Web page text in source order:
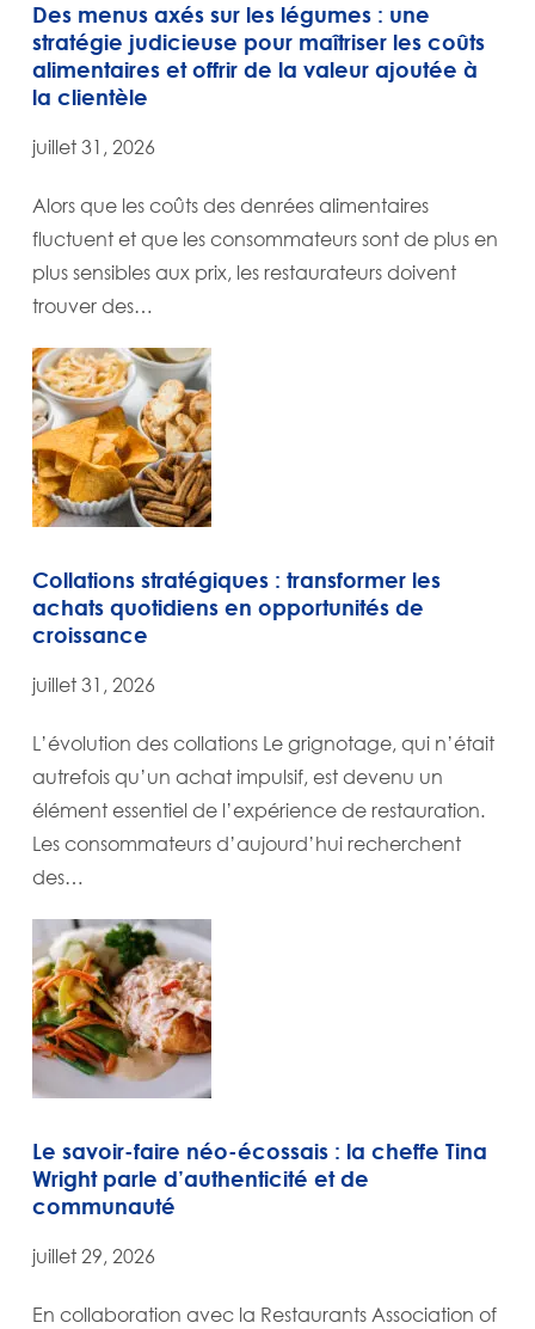
Des menus axés sur les légumes : une
stratégie judicieuse pour maîtriser les coûts
alimentaires et offrir de la valeur ajoutée à
la clientèle
juillet 31, 2026
Alors que les coûts des denrées alimentaires
fluctuent et que les consommateurs sont de plus en
plus sensibles aux prix, les restaurateurs doivent
trouver des…
Collations stratégiques : transformer les
achats quotidiens en opportunités de
croissance
juillet 31, 2026
L’évolution des collations Le grignotage, qui n’était
autrefois qu’un achat impulsif, est devenu un
élément essentiel de l’expérience de restauration.
Les consommateurs d’aujourd’hui recherchent
des…
Le savoir-faire néo-écossais : la cheffe Tina
Wright parle d’authenticité et de
communauté
juillet 29, 2026
En collaboration avec la Restaurants Association of